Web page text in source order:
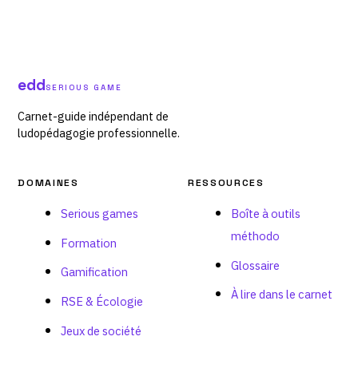
eddSERIOUS GAME
Carnet-guide indépendant de
ludopédagogie professionnelle.
DOMAINES
Serious games
Formation
Gamification
RSE & Écologie
Jeux de société
RESSOURCES
Boîte à outils
méthodo
Glossaire
À lire dans le carnet